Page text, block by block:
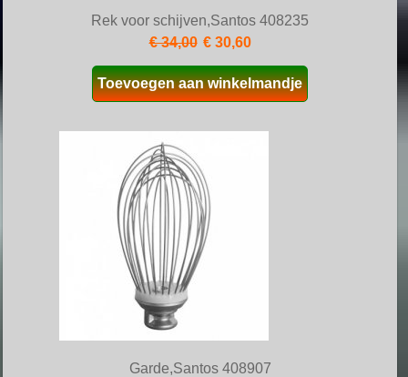
Rek voor schijven,Santos 408235
€ 34,00 € 30,60
Toevoegen aan winkelmandje
Garde,Santos 408907